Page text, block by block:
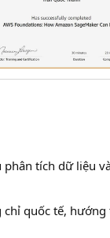
phân tích dữ liệu
quốc tế, hướng